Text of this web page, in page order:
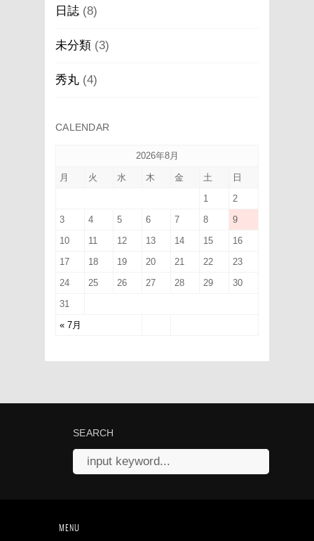
日誌 (8)
未分類 (3)
秀丸 (4)
CALENDAR
2026年8月
月 火 水 木 金 土 日
« 7月
1
2
3
4 5 6 7 8
9
10
11 12 13 14 15
16
17
18 19 20 21 22
23
24
25 26 27 28 29
30
31
SEARCH
MENU